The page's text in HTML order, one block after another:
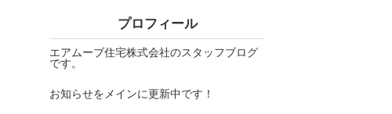
プロフィール
エアムーブ住宅株式会社のスタッフブログ
です。
お知らせをメインに更新中です！